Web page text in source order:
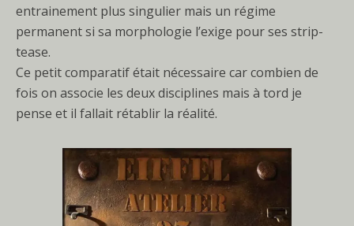
entrainement plus singulier mais un régime
permanent si sa morphologie l’exige pour ses strip-
tease.
Ce petit comparatif était nécessaire car combien de
fois on associe les deux disciplines mais à tord je
pense et il fallait rétablir la réalité.